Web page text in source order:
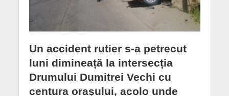
Un accident rutier s-a petrecut
luni dimineață la intersecția
Drumului Dumitrei Vechi cu
centura orașului, acolo unde